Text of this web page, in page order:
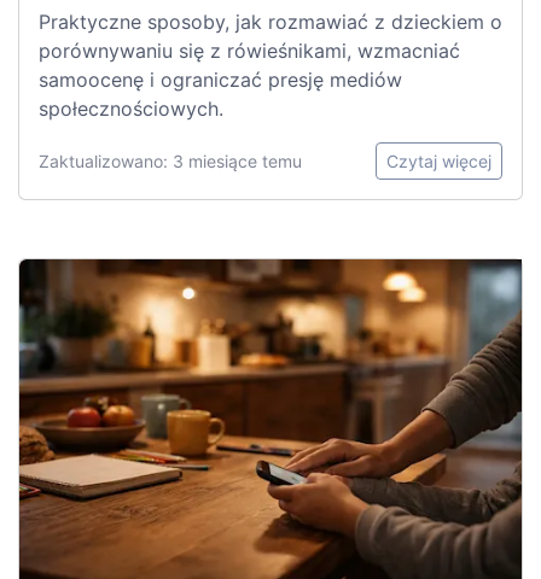
Praktyczne sposoby, jak rozmawiać z dzieckiem o
porównywaniu się z rówieśnikami, wzmacniać
samoocenę i ograniczać presję mediów
społecznościowych.
Zaktualizowano: 3 miesiące temu Czytaj więcej